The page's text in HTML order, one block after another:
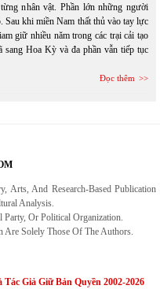
nhân vật. Phần lớn những người
Sau khi miền Nam thất thủ vào tay lực
giữ nhiều năm trong các trại cải tạo
sang Hoa Kỳ và đa phần vẫn tiếp tục
Đọc thêm
Arts, And Research-Based Publication
Analysis.
Or Political Organization.
Solely Those Of The Authors.
Giả Giữ Bản Quyền 2002-2026